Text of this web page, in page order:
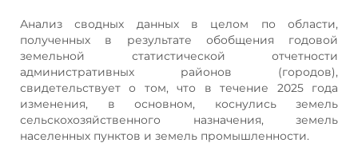
Анализ сводных данных в целом по области,
полученных в результате обобщения годовой
земельной статистической отчетности
административных районов (городов),
свидетельствует о том, что в течение 2025 года
изменения, в основном, коснулись земель
сельскохозяйственного назначения, земель
населенных пунктов и земель промышленности.